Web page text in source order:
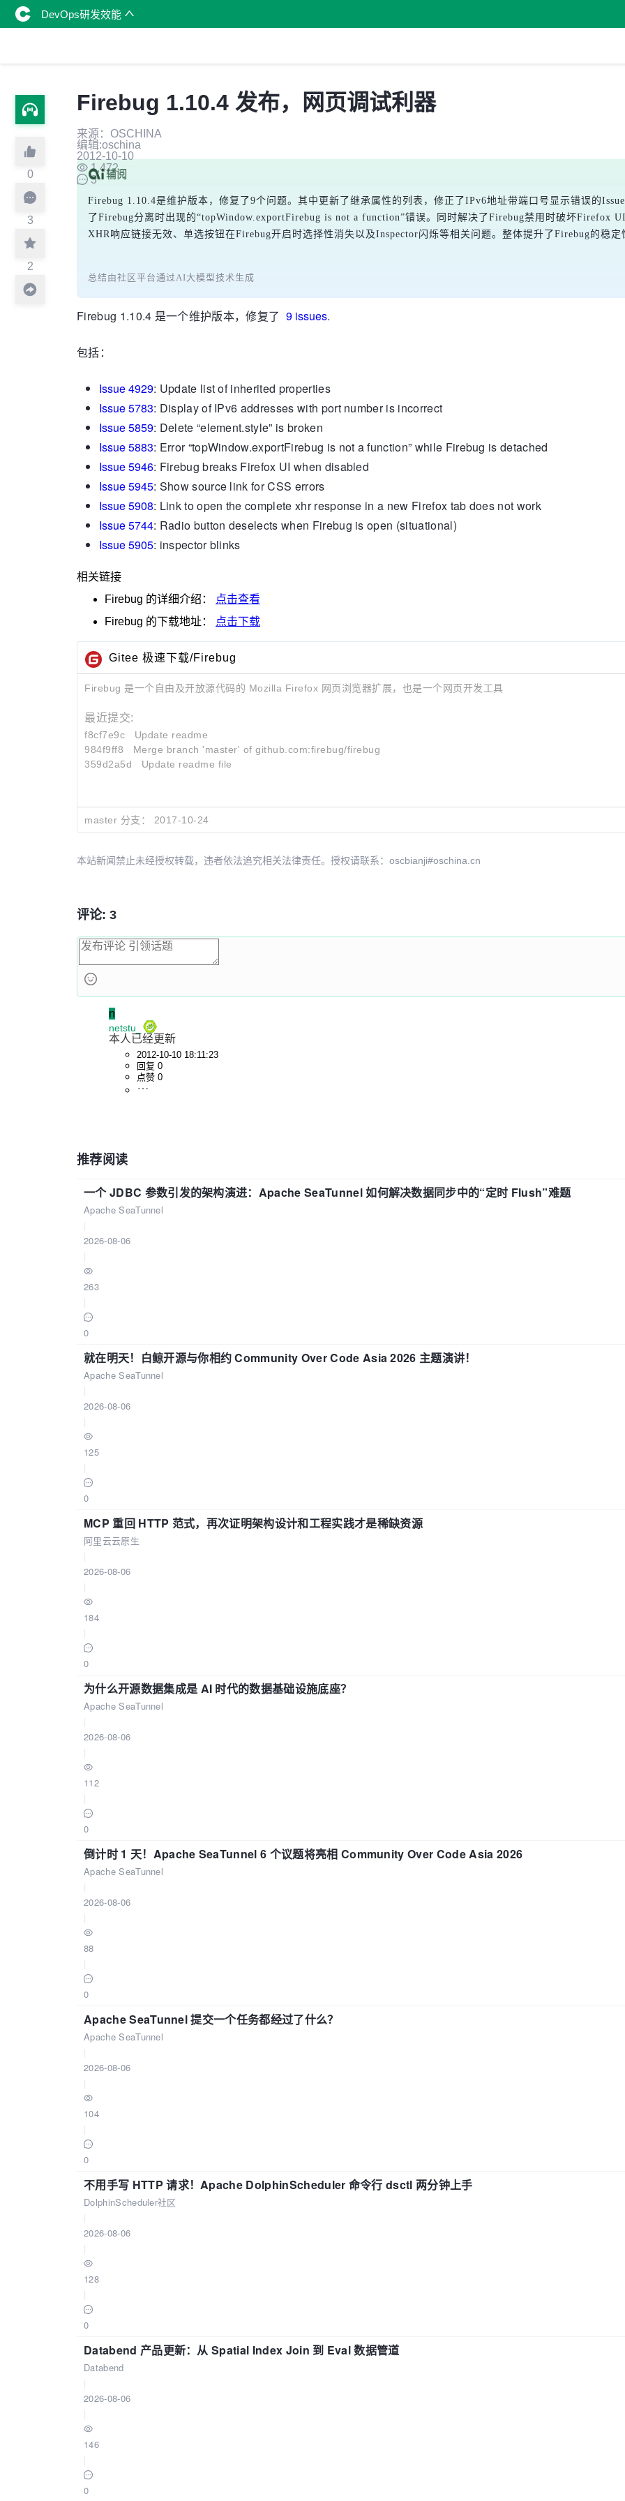
DevOps研发效能
0
3
2
Firebug 1.10.4 发布，网页调试利器
来源：OSCHINA
编辑:oschina
2012-10-10
1,472
3
Firebug 1.10.4是维护版本，修复了9个问题。其中更新了继承属性的列表，修正了IPv6地址带端口号显示错误的
了Firebug分离时出现的“topWindow.exportFirebug is not a function”错误。同时解决了Firebug禁用时破坏Firefox
XHR响应链接无效、单选按钮在Firebug开启时选择性消失以及Inspector闪烁等相关问题。整体提升了Firebug的稳定
总结由社区平台通过AI大模型技术生成
Firebug 1.10.4 是一个维护版本，修复了 9 issues.
包括：
Issue 4929: Update list of inherited properties
Issue 5783: Display of IPv6 addresses with port number is incorrect
Issue 5859: Delete “element.style” is broken
Issue 5883: Error “topWindow.exportFirebug is not a function” while Firebug is detached
Issue 5946: Firebug breaks Firefox UI when disabled
Issue 5945: Show source link for CSS errors
Issue 5908: Link to open the complete xhr response in a new Firefox tab does not work
Issue 5744: Radio button deselects when Firebug is open (situational)
Issue 5905: inspector blinks
相关链接
Firebug 的详细介绍：
点击查看
Firebug 的下载地址： 点击下载
Gitee 极速下载/Firebug
Firebug 是一个自由及开放源代码的 Mozilla Firefox 网页浏览器扩展，也是一个网页开发工具
最近提交:
f8cf7e9c Update readme
984f9ff8
Merge branch 'master' of github.com:firebug/firebug
359d2a5d
Update readme file
master 分支： 2017-10-24
本站新闻禁止未经授权转载，违者依法追究相关法律责任。授权请联系：oscbianji#oschina.cn
评论: 3
n
netstu_
本人已经更新
2012-10-10 18:11:23
回复 0
点赞 0
推荐阅读
一个 JDBC 参数引发的架构演进：Apache SeaTunnel 如何解决数据同步中的“定时 Flush”难题
Apache SeaTunnel
2026-08-06
263
0
就在明天！白鲸开源与你相约 Community Over Code Asia 2026 主题演讲！
Apache SeaTunnel
2026-08-06
125
0
MCP 重回 HTTP 范式，再次证明架构设计和工程实践才是稀缺资源
阿里云云原生
2026-08-06
184
0
为什么开源数据集成是 AI 时代的数据基础设施底座？
Apache SeaTunnel
2026-08-06
112
0
倒计时 1 天！Apache SeaTunnel 6 个议题将亮相 Community Over Code Asia 2026
Apache SeaTunnel
2026-08-06
88
0
Apache SeaTunnel 提交一个任务都经过了什么？
Apache SeaTunnel
2026-08-06
104
0
不用手写 HTTP 请求！Apache DolphinScheduler 命令行 dsctl 两分钟上手
DolphinScheduler社区
2026-08-06
128
0
Databend 产品更新：从 Spatial Index Join 到 Eval 数据管道
Databend
2026-08-06
146
0